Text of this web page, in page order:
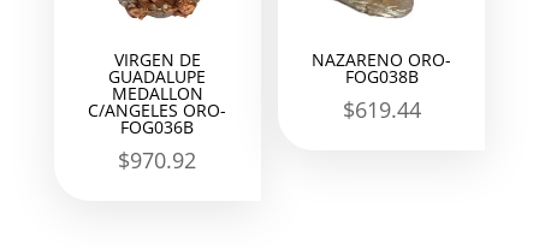
VIRGEN DE
GUADALUPE
MEDALLON
C/ANGELES ORO-
FOG036B
$970.92
NAZARENO ORO-
FOG038B
$619.44